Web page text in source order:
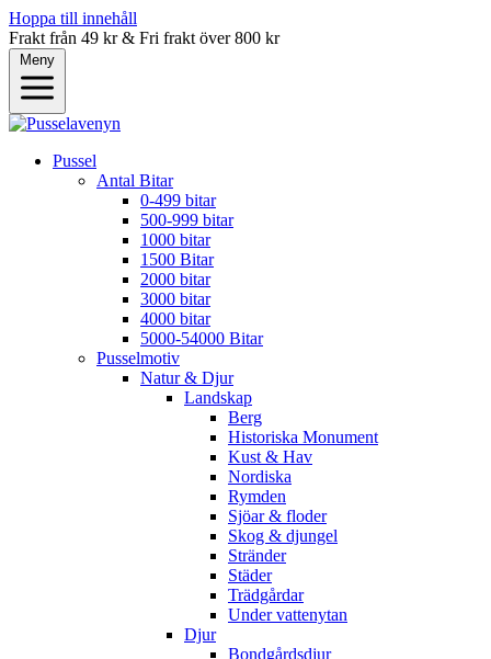
Hoppa till innehåll
Frakt från 49 kr & Fri frakt över 800 kr
Meny
Pussel
Antal Bitar
0-499 bitar
500-999 bitar
1000 bitar
1500 Bitar
2000 bitar
3000 bitar
4000 bitar
5000-54000 Bitar
Pusselmotiv
Natur & Djur
Landskap
Berg
Historiska Monument
Kust & Hav
Nordiska
Rymden
Sjöar & floder
Skog & djungel
Stränder
Städer
Trädgårdar
Under vattenytan
Djur
Bondgårdsdjur